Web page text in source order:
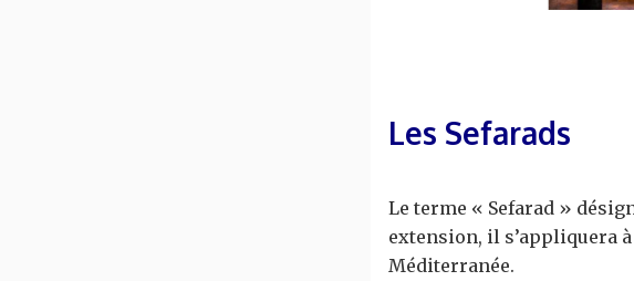
Les Sefarads
Le terme « Sefarad »
extension, il s’appliquera
Méditerranée.